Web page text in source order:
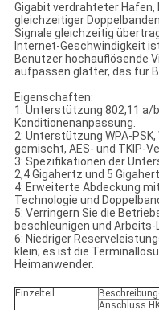
Gigabit verdrahteter
gleichzeitiger
Signale gleichzeitig
Internet-Geschwindigkeit
Benutzer hochauflösende
aufpassen glatter, das für
Eigenschaften:
1: Unterstützung 802,11
Konditionenanpassung.
2: Unterstützung WPA-PSK,
gemischt, AES- und TKIP-
3: Spezifikationen der
2,4 Gigahertz und 5
4: Erweiterte Abdeckung
Technologie und
5: Verringern Sie die
beschleunigen und
6: Niedriger
klein; es ist die
Heimanwender.
Einzelteil
Anschluss